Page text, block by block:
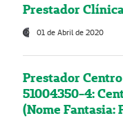
Prestador
01 de Abril de 2020
Prestador
51004350-4:
(Nome